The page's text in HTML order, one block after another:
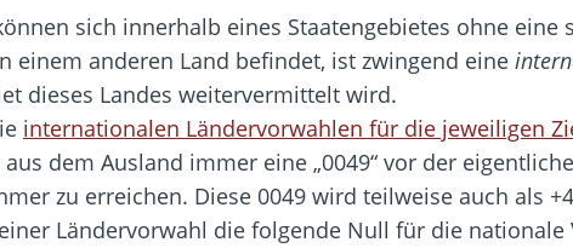
sich innerhalb eines Staatengebietes ohne
einem anderen Land befindet, ist zwingend eine
dieses Landes weitervermittelt wird.
internationalen Ländervorwahlen für die jeweiligen
dem Ausland immer eine „0049“ vor der
zu erreichen. Diese 0049 wird teilweise auch als
Ländervorwahl die folgende Null für die